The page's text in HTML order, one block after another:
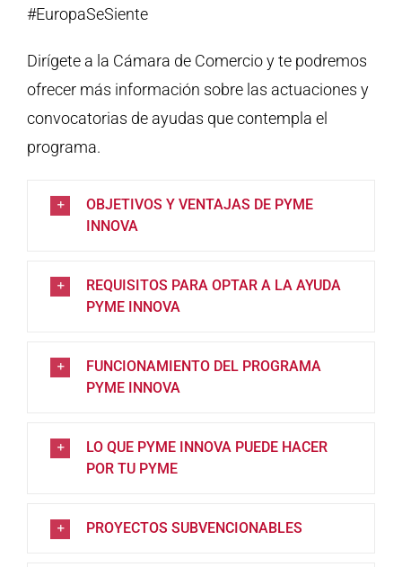
#EuropaSeSiente
Dirígete a la Cámara de Comercio y te podremos
ofrecer más información sobre las actuaciones y
convocatorias de ayudas que contempla el
programa.
OBJETIVOS Y VENTAJAS DE PYME
INNOVA
REQUISITOS PARA OPTAR A LA AYUDA
PYME INNOVA
FUNCIONAMIENTO DEL PROGRAMA
PYME INNOVA
LO QUE PYME INNOVA PUEDE HACER
POR TU PYME
PROYECTOS SUBVENCIONABLES